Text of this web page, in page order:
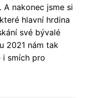
nakonec jsme si
hlavní hrdina
své bývalé
2021 nám tak
i smích pro